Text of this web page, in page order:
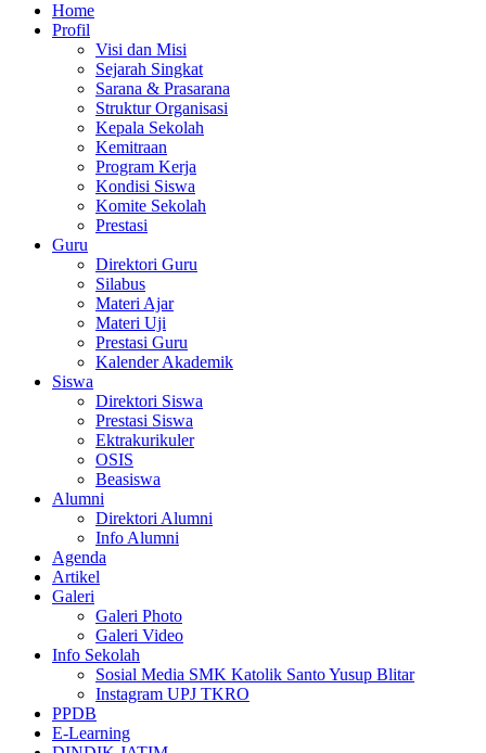
Home
Profil
Visi dan Misi
Sejarah Singkat
Sarana & Prasarana
Struktur Organisasi
Kepala Sekolah
Kemitraan
Program Kerja
Kondisi Siswa
Komite Sekolah
Prestasi
Guru
Direktori Guru
Silabus
Materi Ajar
Materi Uji
Prestasi Guru
Kalender Akademik
Siswa
Direktori Siswa
Prestasi Siswa
Ektrakurikuler
OSIS
Beasiswa
Alumni
Direktori Alumni
Info Alumni
Agenda
Artikel
Galeri
Galeri Photo
Galeri Video
Info Sekolah
Sosial Media SMK Katolik Santo Yusup Blitar
Instagram UPJ TKRO
PPDB
E-Learning